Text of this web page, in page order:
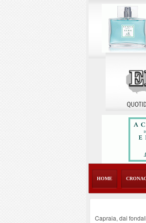
HOME
Capraia, dai